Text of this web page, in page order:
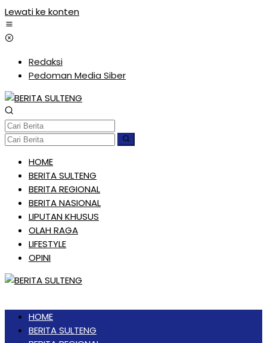
Lewati ke konten
Redaksi
Pedoman Media Siber
HOME
BERITA SULTENG
BERITA REGIONAL
BERITA NASIONAL
LIPUTAN KHUSUS
OLAH RAGA
LIFESTYLE
OPINI
HOME
BERITA SULTENG